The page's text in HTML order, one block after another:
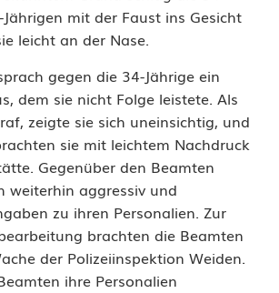
Jährigen mit der Faust ins Gesicht
leicht an der Nase.
gegen die 34-Jährige ein
dem sie nicht Folge leistete. Als
zeigte sie sich uneinsichtig, und
sie mit leichtem Nachdruck
Gegenüber den Beamten
weiterhin aggressiv und
zu ihren Personalien. Zur
brachten die Beamten
der Polizeiinspektion Weiden.
ihre Personalien